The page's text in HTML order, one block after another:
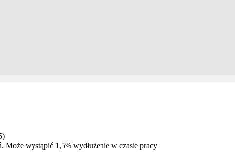
Może wystąpić 1,5% wydłużenie w czasie pracy